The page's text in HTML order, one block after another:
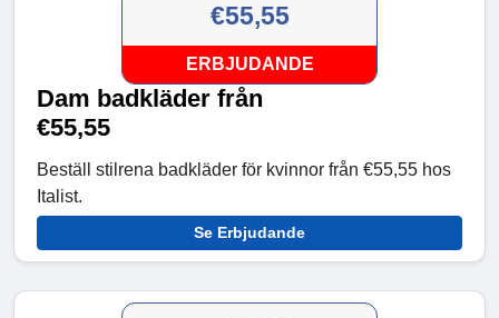
€55,55
ERBJUDANDE
Dam badkläder från
€55,55
Beställ stilrena badkläder för kvinnor från €55,55 hos
Italist.
Se Erbjudande